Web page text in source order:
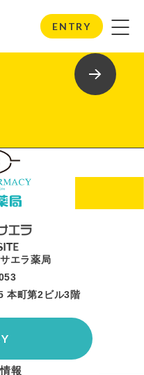
ENTRY
エラ薬局
本町第2ビル3階
報